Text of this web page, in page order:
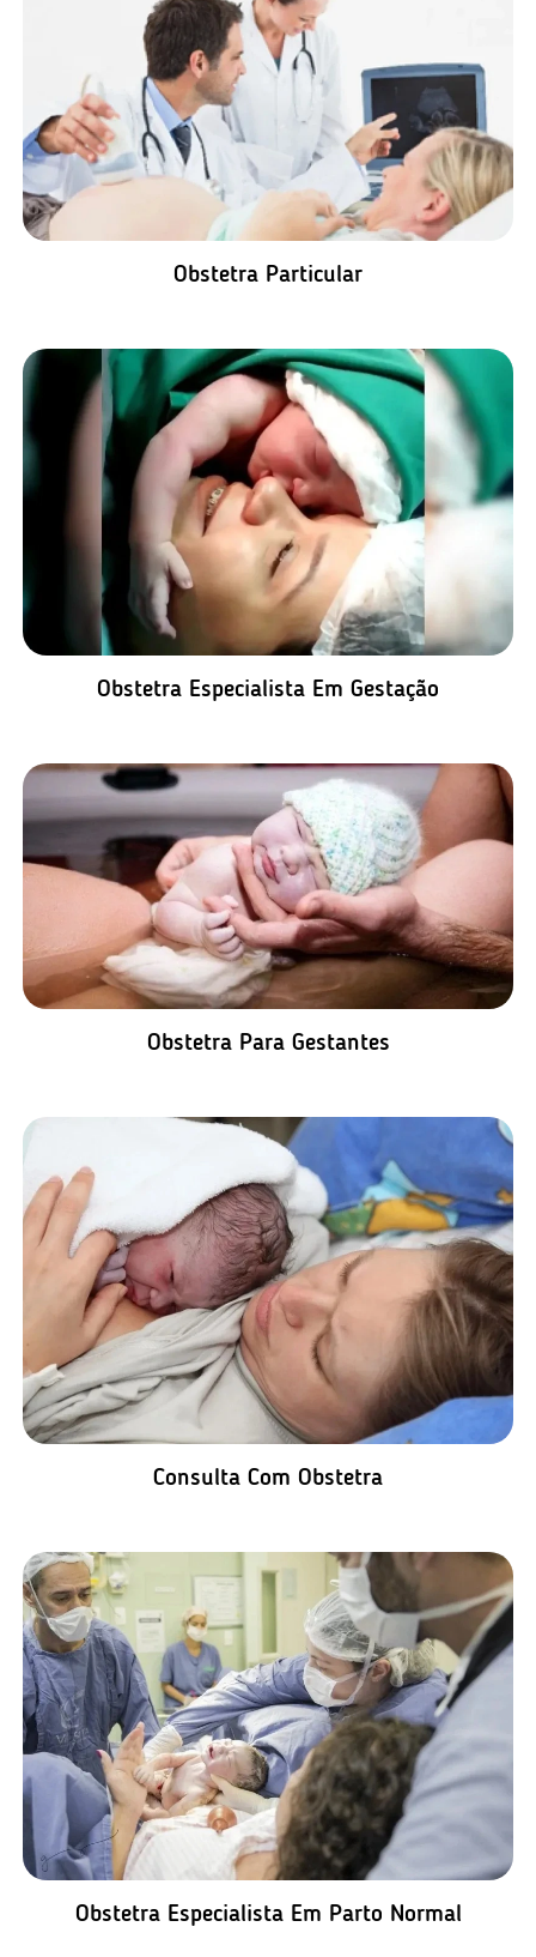
Obstetra Particular
Obstetra Especialista Em Gestação
Obstetra Para Gestantes
Consulta Com Obstetra
Obstetra Especialista Em Parto Normal